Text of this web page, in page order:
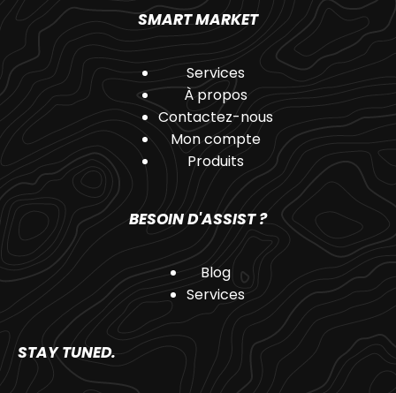
SMART MARKET
Services
À propos
Contactez-nous
Mon compte
Produits
BESOIN D'ASSIST ?
Blog
Services
STAY TUNED.